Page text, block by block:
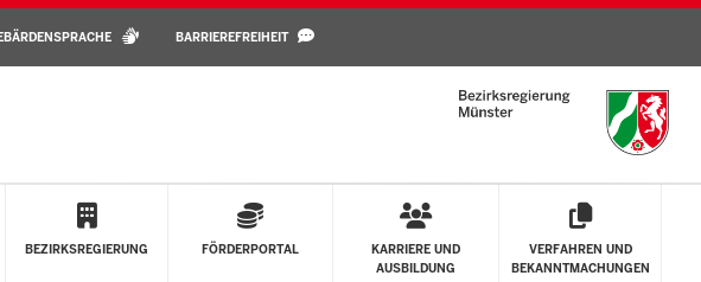
BARRIEREFREIHEIT
BEZIRKSREGIERUNG FÖRDERPORTAL
KARRIERE UND
AUSBILDUNG
VERFAHREN UND
BEKANNTMACHUNGEN